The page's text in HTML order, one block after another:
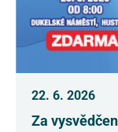
22. 6. 2026
Za